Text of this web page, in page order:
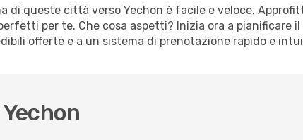
di queste città verso Yechon è facile e veloce.
per te. Che cosa aspetti? Inizia ora a pianificare
offerte e a un sistema di prenotazione rapido e